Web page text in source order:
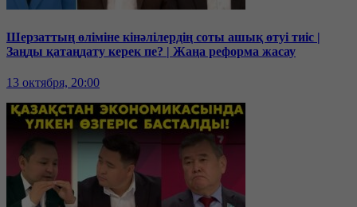
Шерзаттың өліміне кінәлілердің соты ашық өтуі тиіс |
Заңды қатаңдату керек пе? | Жаңа реформа жасау
13 октября, 20:00